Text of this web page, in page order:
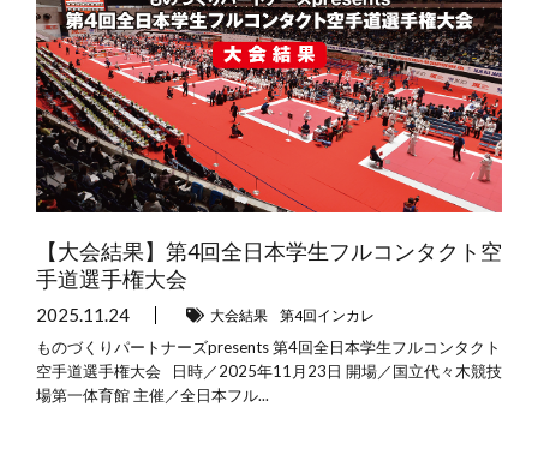
【大会結果】第4回全日本学生フルコンタクト空
手道選手権大会
2025.11.24 大会結果 第4回インカレ
ものづくりパートナーズpresents 第4回全日本学生フルコンタクト
空手道選手権大会 日時／2025年11月23日 開場／国立代々木競技
場第一体育館 主催／全日本フル...